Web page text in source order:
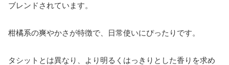
ブレンドされています。
柑橘系の爽やかさが特徴で、日常使いにぴったりです。
タシットとは異なり、より明るくはっきりとした香りを求め